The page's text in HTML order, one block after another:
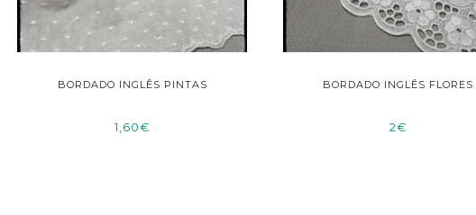
BORDADO INGLÊS PINTAS
1,60€
BORDADO INGLÊS FLORES
2€